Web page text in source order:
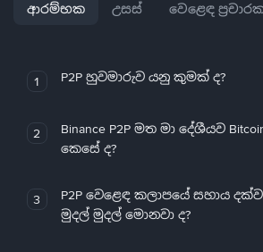
ආරම්භක උසස් වෙළෙඳ
1 P2P හුවමාරුව යනු කුමක් ද?
2
Binance P2P මත මා දේශීයව
කෙසේ ද?
3
P2P වෙළෙඳ කලාපයේ සහාය
මුදල් මුදල් මොනවා ද?